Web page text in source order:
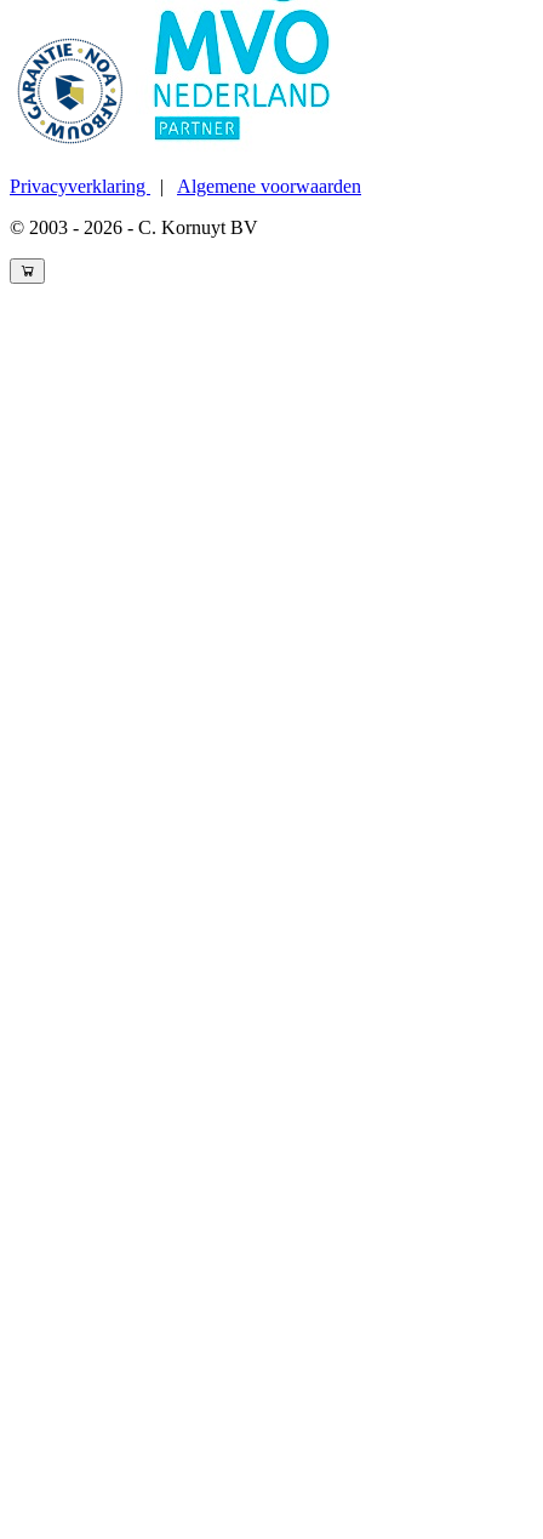
Privacyverklaring | Algemene voorwaarden
© 2003 - 2026 - C. Kornuyt BV